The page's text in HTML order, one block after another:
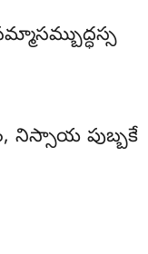
, నిస్సాయ పుబ్బకే